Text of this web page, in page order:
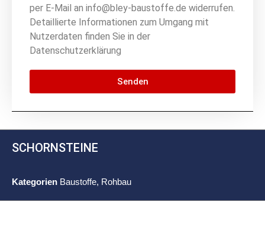
per E-Mail an info@bley-baustoffe.de widerrufen.
Detaillierte Informationen zum Umgang mit
Nutzerdaten finden Sie in der
Datenschutzerklärung
Senden
SCHORNSTEINE
Kategorien Baustoffe, Rohbau